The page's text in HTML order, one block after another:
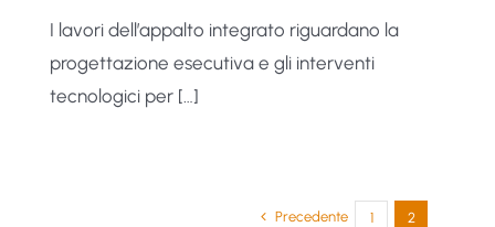
I lavori dell’appalto integrato riguardano la
progettazione esecutiva e gli interventi
tecnologici per […]
Precedente 1 2